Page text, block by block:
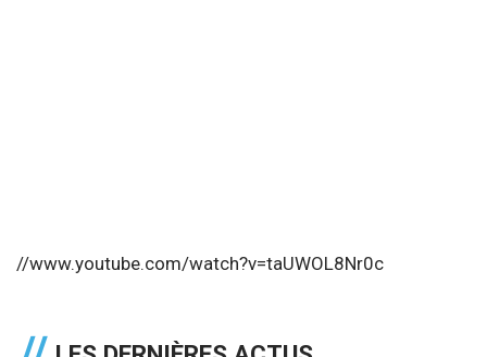
//www.youtube.com/watch?v=taUWOL8Nr0c